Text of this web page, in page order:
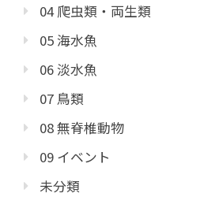
04 爬虫類・両生類
05 海水魚
06 淡水魚
07 鳥類
08 無脊椎動物
09 イベント
未分類